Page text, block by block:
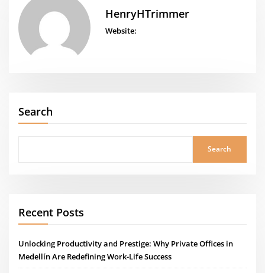
HenryHTrimmer
Website:
Search
Search
Recent Posts
Unlocking Productivity and Prestige: Why Private Offices in
Medellín Are Redefining Work-Life Success